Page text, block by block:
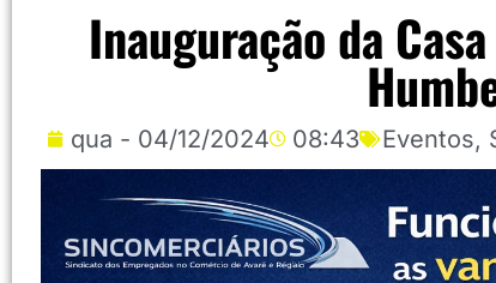
Inauguração da
qua - 04/12/2024 08:43 Eventos,